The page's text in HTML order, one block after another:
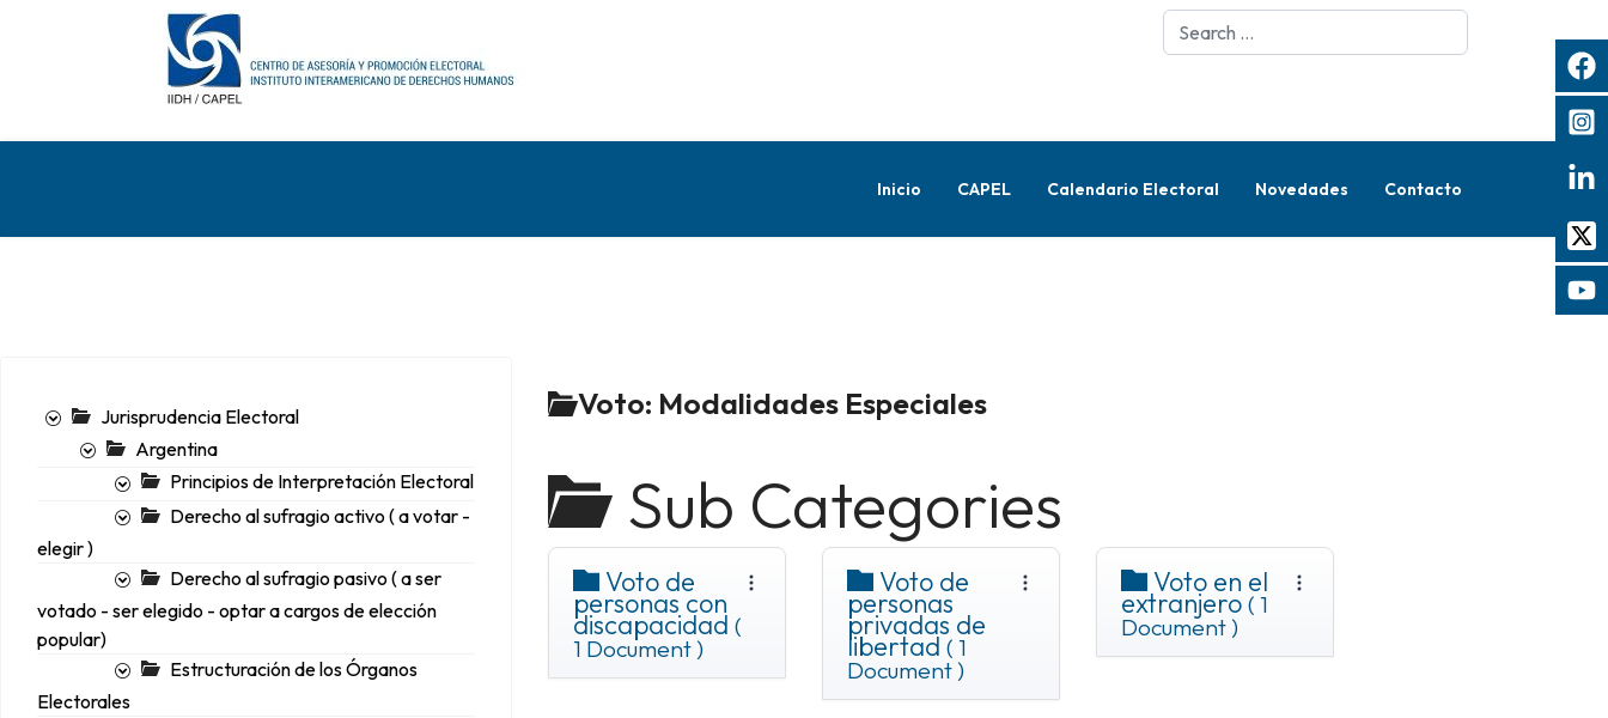
Search
Inicio CAPEL Calendario Electoral Novedades Contacto
Jurisprudencia Electoral
Argentina
Principios de Interpretación Electoral
Derecho al sufragio activo ( a votar -
elegir )
Derecho al sufragio pasivo ( a ser
votado - ser elegido - optar a cargos de elección
popular)
Estructuración de los Órganos
Electorales
Voto: Modalidades Especiales
Sub Categories
Voto de
personas con
discapacidad (
1 Document )
Voto de
personas
privadas de
libertad ( 1
Document )
Voto en el
extranjero ( 1
Document )